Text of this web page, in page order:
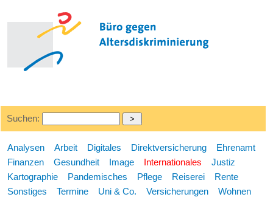
Suchen:
Analysen Arbeit Digitales Direktversicherung
Ehrenamt
Finanzen
Gesundheit Image Internationales
Justiz
Kartographie
Pandemisches Pflege Reiserei
Rente
Sonstiges
Termine Uni & Co. Versicherungen Wohnen